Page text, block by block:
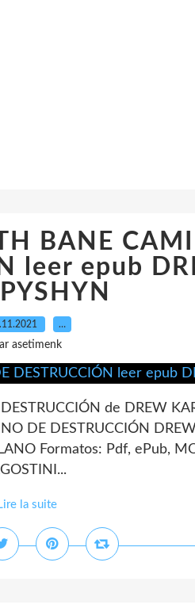
BANE
leer epub
…
asetimenk
de DREW
DE DESTRUCCIÓN
Formatos: Pdf, ePub,
Lire la suite